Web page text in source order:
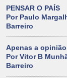
PENSAR O PAÍS
Por Paulo
Barreiro
Apenas a
Por Vitor B
Barreiro